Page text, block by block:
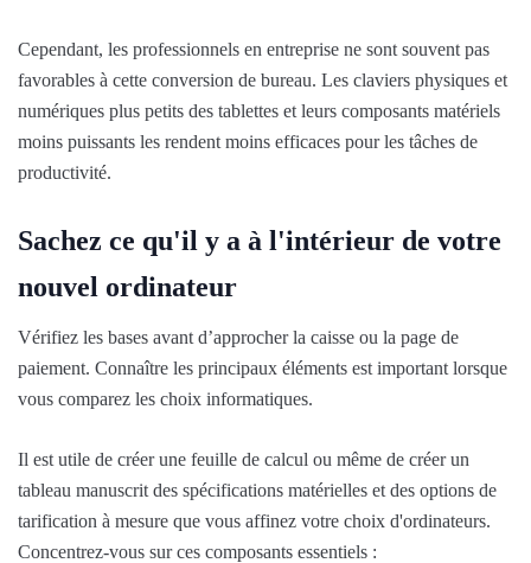
Cependant, les professionnels en entreprise ne sont souvent pas
favorables à cette conversion de bureau. Les claviers physiques et
numériques plus petits des tablettes et leurs composants matériels
moins puissants les rendent moins efficaces pour les tâches de
productivité.
Sachez ce qu'il y a à l'intérieur de votre
nouvel ordinateur
Vérifiez les bases avant d’approcher la caisse ou la page de
paiement. Connaître les principaux éléments est important lorsque
vous comparez les choix informatiques.
Il est utile de créer une feuille de calcul ou même de créer un
tableau manuscrit des spécifications matérielles et des options de
tarification à mesure que vous affinez votre choix d'ordinateurs.
Concentrez-vous sur ces composants essentiels :